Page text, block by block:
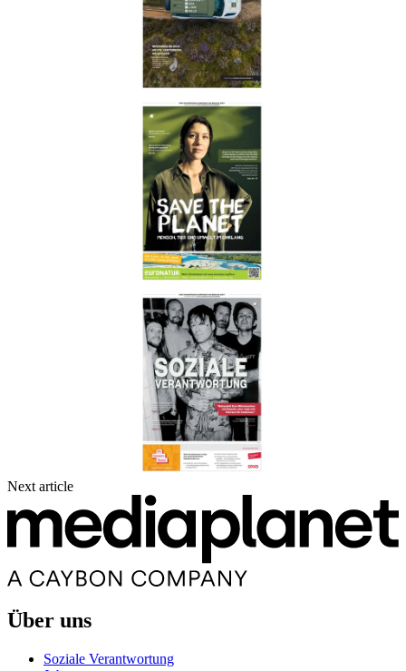
Next article
Über uns
Soziale Verantwortung